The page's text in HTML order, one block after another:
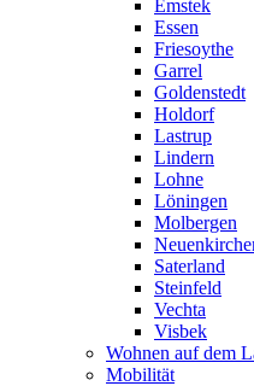
Emstek
Essen
Friesoythe
Garrel
Goldenstedt
Holdorf
Lastrup
Lindern
Lohne
Löningen
Molbergen
Saterland
Steinfeld
Vechta
Visbek
Wohnen auf dem
Mobilität